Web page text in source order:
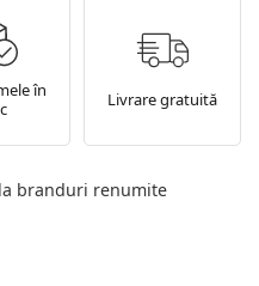
în
Livrare gratuită
branduri renumite